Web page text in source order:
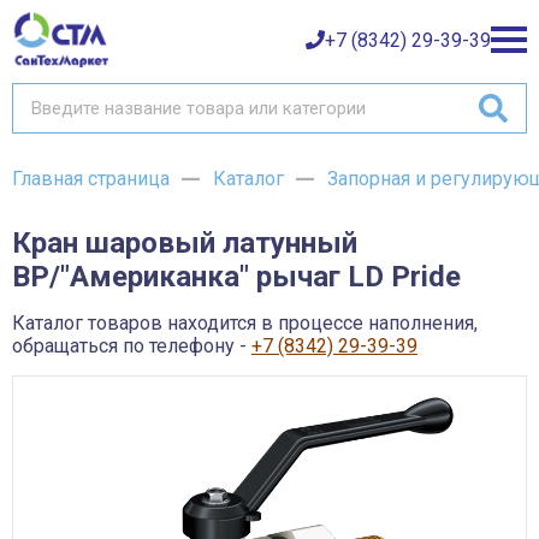
+7 (8342) 29-39-39
Каталог товаров
Баки и емкости АНИОН
Газовое оборудование
Детали трубопроводов и уплотнения
Запорная и регулирующая арматура
Инструмент
Пожарное оборудование
Отопительное оборудование
Радиаторы, конвекторы и комплектующие
О компании
Оплата
Доставка
Главная страница Каталог Запорная и
Кран шаровый латунный
ВР/"Американка" рычаг LD Pride
Каталог товаров находится в процессе наполнения,
обращаться по телефону - +7 (8342) 29-39-39